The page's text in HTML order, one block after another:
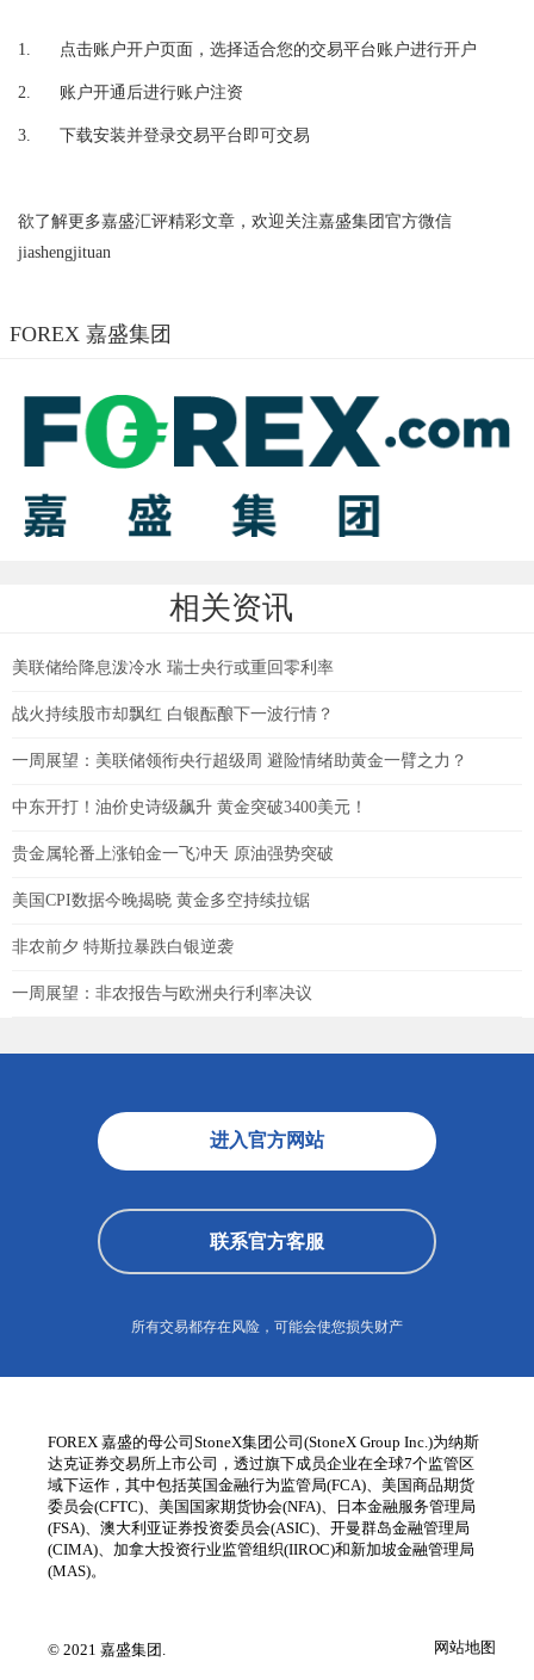
1. 点击账户开户页面 ，选择适合您的交易平台账户进行开户
2. 账户开通后进行账户注资
3. 下载安装并登录交易平台即可交易
欲了解更多嘉盛汇评精彩文章，欢迎关注嘉盛集团官方微信
jiashengjituan
FOREX 嘉盛集团
相关资讯
美联储给降息泼冷水 瑞士央行或重回零利率
战火持续股市却飘红 白银酝酿下一波行情？
一周展望：美联储领衔央行超级周 避险情绪助黄金一臂之力？
中东开打！油价史诗级飙升 黄金突破3400美元！
贵金属轮番上涨铂金一飞冲天 原油强势突破
美国CPI数据今晚揭晓 黄金多空持续拉锯
非农前夕 特斯拉暴跌白银逆袭
一周展望：非农报告与欧洲央行利率决议
进入官方网站
联系官方客服
所有交易都存在风险，可能会使您损失财产
FOREX 嘉盛的母公司StoneX集团公司(StoneX Group Inc.)为纳斯
达克证券交易所上市公司，透过旗下成员企业在全球7个监管区
域下运作，其中包括英国金融行为监管局(FCA)、美国商品期货
委员会(CFTC)、美国国家期货协会(NFA)、日本金融服务管理局
(FSA)、澳大利亚证券投资委员会(ASIC)、开曼群岛金融管理局
(CIMA)、加拿大投资行业监管组织(IIROC)和新加坡金融管理局
(MAS)。
© 2021 嘉盛集团. 网站地图